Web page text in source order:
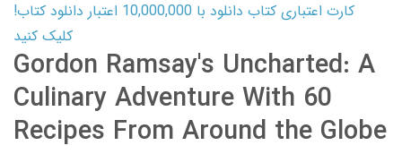
کارت اعتباری کتاب دانلود با 10,000,000 اعتبار دانلود کتاب!
کلیک کنید
Gordon Ramsay's Uncharted: A
Culinary Adventure With 60
Recipes From Around the Globe